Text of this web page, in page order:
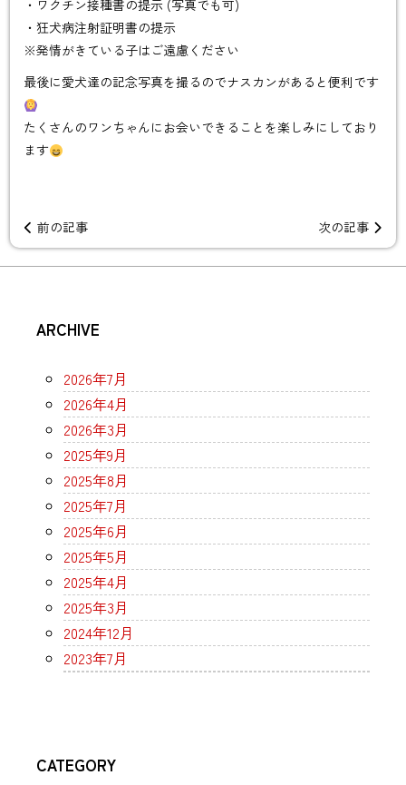
・ワクチン接種書の提示 (写真でも可)
・狂犬病注射証明書の提示
※発情がきている子はご遠慮ください
最後に愛犬達の記念写真を撮るのでナスカンがあると便利です
たくさんのワンちゃんにお会いできることを楽しみにしており
ます
前の記事 次の記事
ARCHIVE
2026年7月
2026年4月
2026年3月
2025年9月
2025年8月
2025年7月
2025年6月
2025年5月
2025年4月
2025年3月
2024年12月
2023年7月
CATEGORY